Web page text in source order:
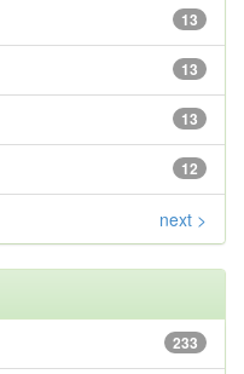
13
13
13
12
next >
233